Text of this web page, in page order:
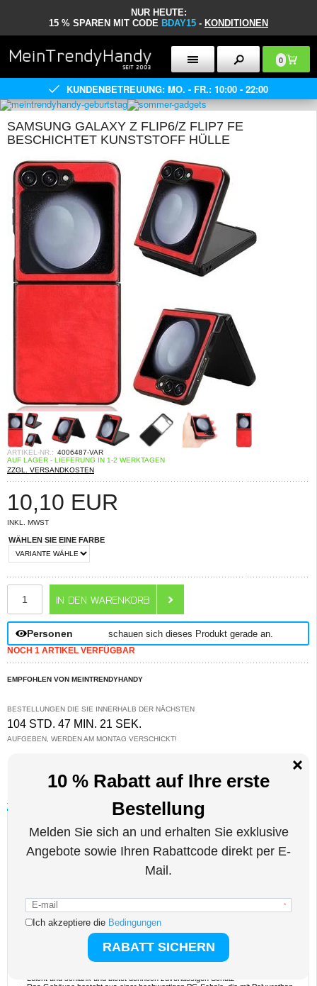
NUR HEUTE:
15 % SPAREN MIT CODE BDAY15 - KONDITIONEN
0
KUNDENBETREUUNG: MO. - FR.: 10:00 - 22:00
SAMSUNG GALAXY Z FLIP6/Z FLIP7 FE
BESCHICHTET KUNSTSTOFF HÜLLE
ARTIKEL-NR.: 4006487-VAR
AUF LAGER - LIEFERUNG IN 1-2 WERKTAGEN
ZZGL. VERSANDKOSTEN
10,10 EUR
INKL. MWST
WÄHLEN SIE EINE FARBE
Personen schauen sich dieses Produkt gerade an.
NOCH 1 ARTIKEL VERFÜGBAR
EMPFOHLEN VON MEINTRENDYHANDY
BESTELLUNGEN DIE SIE INNERHALB DER NÄCHSTEN
104 STD. 47 MIN. 20 SEK.
AUFGEBEN, WERDEN AM MONTAG VERSCHICKT!
NOCH FRAGEN? WIR HELFEN WEITER!
LIVE CHAT
Beschichtet Kunststoff Hülle für Samsung Galaxy Z Flip6, Galaxy Z Flip7
Diese Premium-Hybridhülle vereint Stil, Haltbarkeit und Funktionalität und bietet
und Anschlüsse, sodass Sie Ihr Samsung Galaxy Z Flip6, Galaxy Z Flip7 FE
mühelos verwenden können, ohne die Hülle entfernen zu müssen.
Eigenschaften:
- Hochwertige beschichtete Kunststoffhülle für das Samsung Galaxy Z Flip6,
- Rutschhemmende Funktion durch hochwertige Beschaffenheit
- Hauch von Eleganz – verleihen Sie Ihrem Samsung Galaxy Z Flip6, Galaxy Z
- Leicht und schlank und bietet dennoch zuverlässigen Schutz